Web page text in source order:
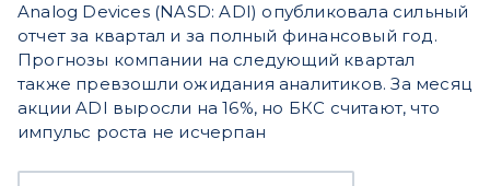
Analog Devices (NASD: ADI) опубликовала сильный
отчет за квартал и за полный финансовый год.
Прогнозы компании на следующий квартал
также превзошли ожидания аналитиков. За месяц
акции ADI выросли на 16%, но БКС считают, что
импульс роста не исчерпан